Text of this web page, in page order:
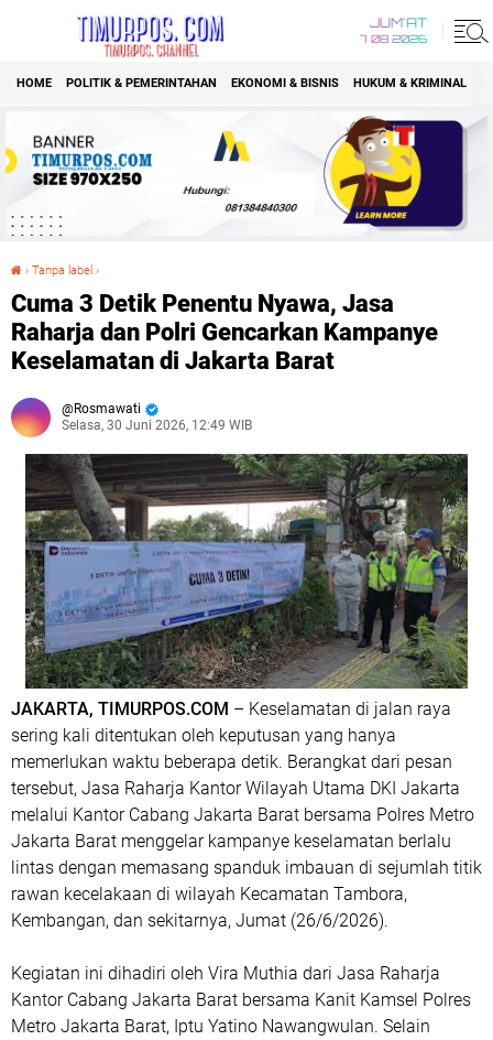
JUM'AT
7 08 2026
HOME POLITIK & PEMERINTAHAN EKONOMI & BISNIS HUKUM & KRIMINAL
› Tanpa label ›
Cuma 3 Detik Penentu Nyawa, Jasa
Raharja dan Polri Gencarkan Kampanye
Keselamatan di Jakarta Barat
Rosmawati
Selasa, 30 Juni 2026, 12:49 WIB
JAKARTA, TIMURPOS.COM – Keselamatan di jalan raya
sering kali ditentukan oleh keputusan yang hanya
memerlukan waktu beberapa detik. Berangkat dari pesan
tersebut, Jasa Raharja Kantor Wilayah Utama DKI Jakarta
melalui Kantor Cabang Jakarta Barat bersama Polres Metro
Jakarta Barat menggelar kampanye keselamatan berlalu
lintas dengan memasang spanduk imbauan di sejumlah titik
rawan kecelakaan di wilayah Kecamatan Tambora,
Kembangan, dan sekitarnya, Jumat (26/6/2026).
Kegiatan ini dihadiri oleh Vira Muthia dari Jasa Raharja
Kantor Cabang Jakarta Barat bersama Kanit Kamsel Polres
Metro Jakarta Barat, Iptu Yatino Nawangwulan. Selain